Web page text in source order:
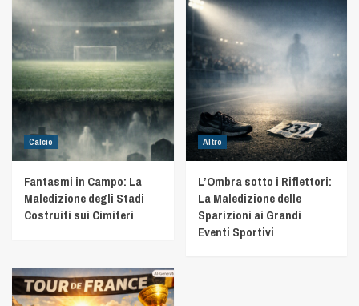
Calcio
Fantasmi in Campo: La
Maledizione degli Stadi
Costruiti sui Cimiteri
Altro
L’Ombra sotto i Riflettori:
La Maledizione delle
Sparizioni ai Grandi
Eventi Sportivi